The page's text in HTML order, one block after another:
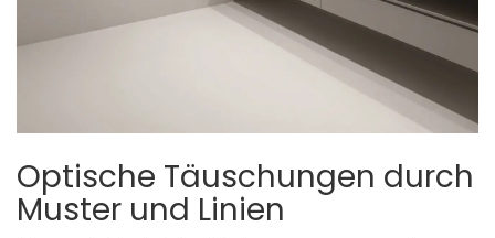
Optische Täuschungen durch
Muster und Linien